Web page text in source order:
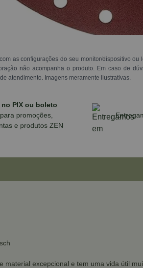
as configurações do seu monitor/dispositivo ou
não acompanha o produto. Em caso de
atendimento. Imagens meramente ilustrativas.
no PIX ou boleto
promoções,
e produtos ZEN
excepcional e tem uma vida útil